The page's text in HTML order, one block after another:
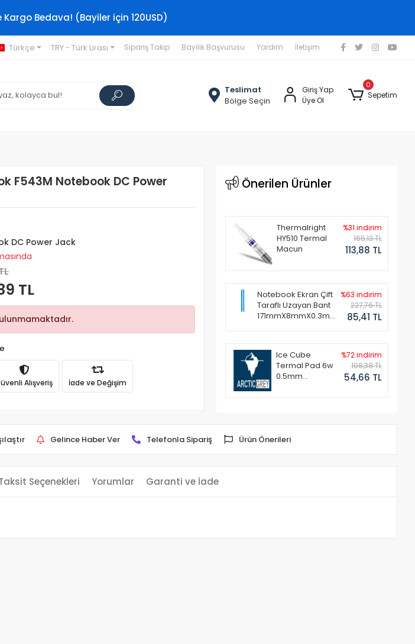
Kargo Bedava! (Bayiler için 120USD)
Türkçe TRY - Türk Lirası Sipariş Takip Bayilik Başvurusu Yardım İletişim
Teslimat
Bölge Seçin
Giriş Yap
Üye Ol
0
Sepetim
F543M Notebook DC Power
DC Power Jack
TL
Alışveriş İade ve Değişim
Önerilen Ürünler
Thermalright
HY510 Termal
Macun
%31 indirim
165,13 TL
113,88 TL
Notebook Ekran Çift
Taraflı Uzayan Bant
171mmX8mmX0.3mm
%63 indirim
227,76 TL
85,41 TL
Ice Cube
Termal Pad 6w
0.5mm
%72 indirim
198,38 TL
54,66 TL
Gelince Haber Ver Telefonla Sipariş Ürün Önerileri
Seçenekleri Yorumlar Garanti ve İade